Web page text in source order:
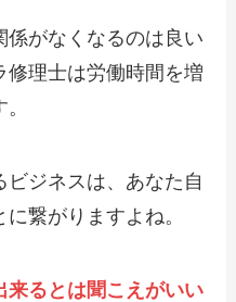
係がなくなるのは良い
修理士は労働時間を増
ジネスは、あなた自
繋がりますよね。
来るとは聞こえがいい